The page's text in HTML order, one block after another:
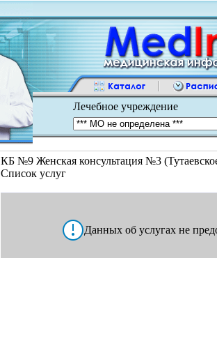
Лечебное учреждение
КБ №9 Женская консультация №3
Список услуг
Данных об услугах не